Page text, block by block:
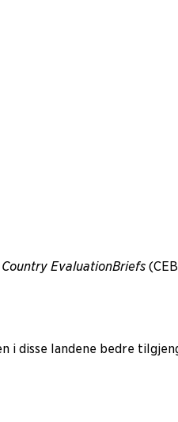
Country EvaluationBriefs
disse landene bedre